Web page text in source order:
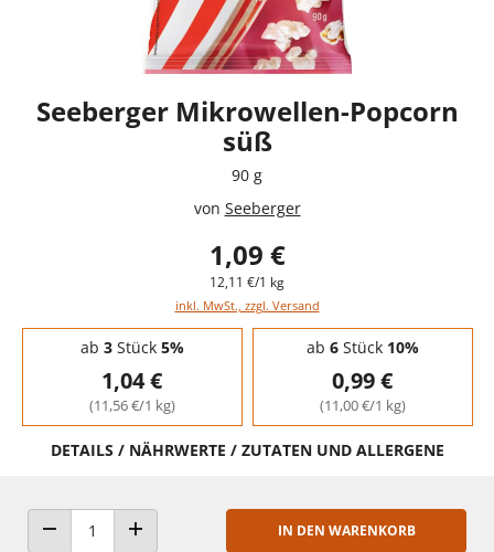
Seeberger Mikrowellen-Popcorn
süß
90 g
von Seeberger
1,09 €
12,11 €/1 kg
inkl. MwSt., zzgl. Versand
Staffelpreise - Mengenrabatt
ab 3Stück 5%
1,04 €
(11,56 €/1 kg)
ab 6Stück 10%
0,99 €
(11,00 €/1 kg)
DETAILS / NÄHRWERTE / ZUTATEN UND ALLERGENE
IN DEN WARENKORB